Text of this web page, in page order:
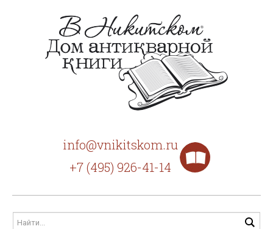
info@vnikitskom.ru
+7 (495) 926-41-14